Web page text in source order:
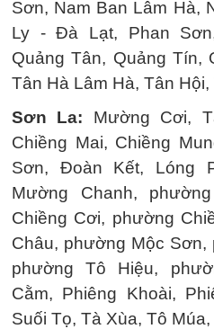
Sơn, Nam Ban Lâm Hà,
Ly - Đà Lạt, Phan
Quảng Tân, Quảng Tín,
Tân Hà Lâm Hà, Tân
Sơn La: Mường Cơi,
Chiềng Mai, Chiềng
Sơn, Đoàn Kết, Lóng
Mường Chanh,
Chiềng Cơi, phường
Châu, phường Mộc
phường Tô Hiệu,
Cằm, Phiêng Khoài,
Suối Tọ, Tà Xùa, Tô